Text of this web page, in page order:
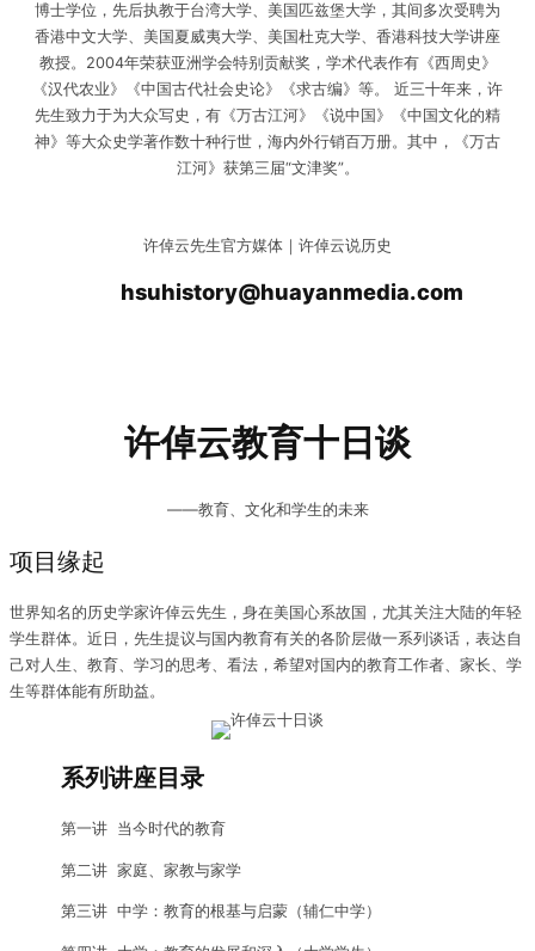
博士学位，先后执教于台湾大学、美国匹兹堡大学，其间多次受聘为
香港中文大学、美国夏威夷大学、美国杜克大学、香港科技大学讲座
教授。2004年荣获亚洲学会特别贡献奖，学术代表作有《西周史》
《汉代农业》《中国古代社会史论》《求古编》等。 近三十年来，许
先生致力于为大众写史，有《万古江河》《说中国》《中国文化的精
神》等大众史学著作数十种行世，海内外行销百万册。其中，《万古
江河》获第三届“文津奖”。
许倬云先生官方媒体｜许倬云说历史
hsuhistory@huayanmedia.com
许倬云教育十日谈
——教育、文化和学生的未来
项目缘起
世界知名的历史学家许倬云先生，身在美国心系故国，尤其关注大陆的年轻
学生群体。近日，先生提议与国内教育有关的各阶层做一系列谈话，表达自
己对人生、教育、学习的思考、看法，希望对国内的教育工作者、家长、学
生等群体能有所助益。
系列讲座目录
第一讲 当今时代的教育
第二讲 家庭、家教与家学
第三讲 中学：教育的根基与启蒙（辅仁中学）